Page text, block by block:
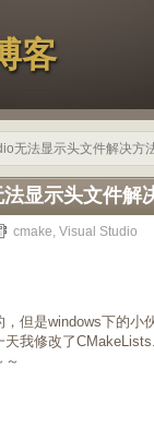
客
无法显示头文件解决方
显示头文件解
cmake, Visual Studio
但是windows下的
我修改了